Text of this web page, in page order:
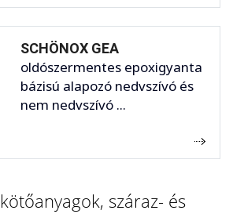
SCHÖNOX GEA
oldószermentes epoxigyanta
bázisú alapozó nedvszívó és
nem nedvszívó ...
száraz- és